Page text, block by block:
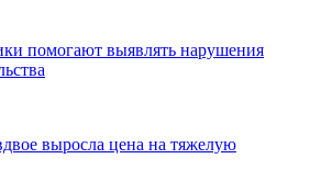
помогают выявлять нарушения
выросла цена на тяжелую